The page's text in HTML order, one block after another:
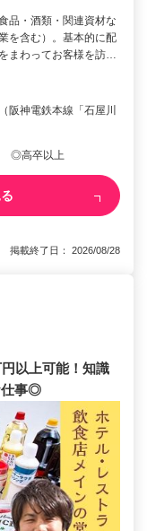
品・酒類・関連資材な
を含む）。基本的に配
まわってお客様を訪…
阪神電鉄本線「石屋川
◎高卒以上
掲載終了日： 2026/08/28
以上可能！知識
仕事◎